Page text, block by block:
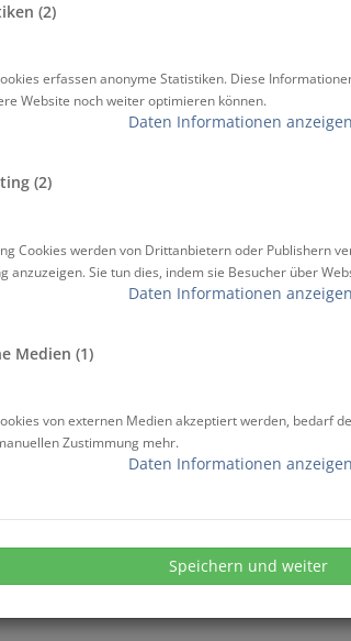
ZURÜCK ZUM
(2)
erfassen anonyme Statistiken. Diese
Website noch weiter optimieren können.
Daten Informationen anzeigen
(2)
Cookies werden von Drittanbietern oder Publishern
anzuzeigen. Sie tun dies, indem sie Besucher über
Daten Informationen anzeigen
Medien (1)
von externen Medien akzeptiert werden, bedarf
Zustimmung mehr.
Daten Informationen anzeigen
Speichern und weiter